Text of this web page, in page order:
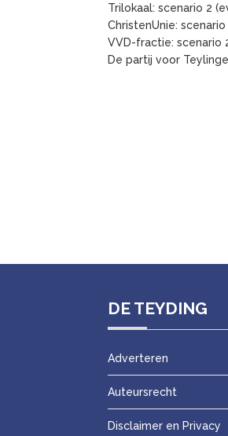
Trilokaal: scenario 2
ChristenUnie:
VVD-fractie: scenario
De partij voor
DE TEYDING
Adverteren
Auteursrecht
Disclaimer en Privacy